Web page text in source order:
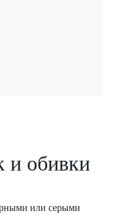
и обивки
или серыми